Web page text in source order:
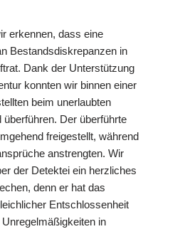
erkennen, dass eine
Bestandsdiskrepanzen in
Dank der Unterstützung
konnten wir binnen einer
beim unerlaubten
überführen. Der überführte
freigestellt, während
anstrengten. Wir
der Detektei ein herzliches
denn er hat das
Entschlossenheit
in